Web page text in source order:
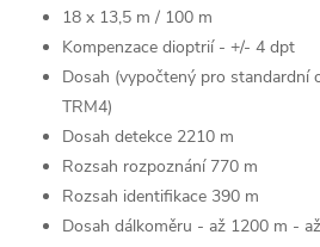
18 x 13,5 m / 100 m
Kompenzace dioptrií - +/- 4 dpt
Dosah (vypočtený pro standardní
TRM4)
Dosah detekce 2210 m
Rozsah rozpoznání 770 m
Rozsah identifikace 390 m
Dosah dálkoměru - až 1200 m -